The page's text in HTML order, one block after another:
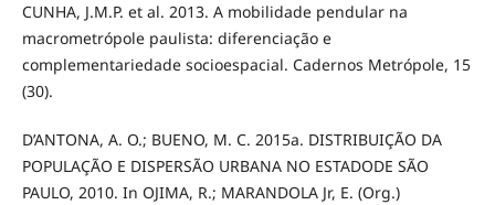
CUNHA, J.M.P. et al. 2013. A mobilidade pendular na
macrometrópole paulista: diferenciação e
complementariedade socioespacial. Cadernos Metrópole, 15
(30).
D’ANTONA, A. O.; BUENO, M. C. 2015a. DISTRIBUIÇÃO DA
POPULAÇÃO E DISPERSÃO URBANA NO ESTADODE SÃO
PAULO, 2010. In OJIMA, R.; MARANDOLA Jr, E. (Org.)